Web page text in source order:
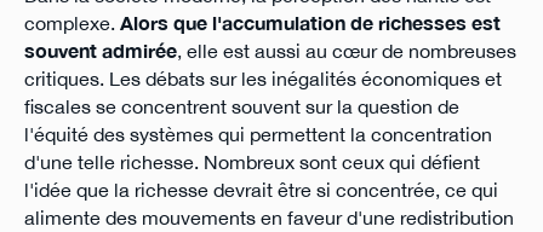
complexe. Alors que l'accumulation de richesses est
souvent admirée, elle est aussi au cœur de nombreuses
critiques. Les débats sur les inégalités économiques et
fiscales se concentrent souvent sur la question de
l'équité des systèmes qui permettent la concentration
d'une telle richesse. Nombreux sont ceux qui défient
l'idée que la richesse devrait être si concentrée, ce qui
alimente des mouvements en faveur d'une redistribution